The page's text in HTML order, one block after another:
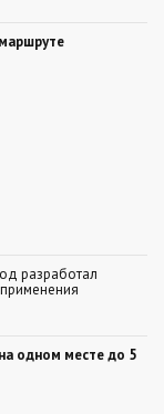
разработал
одном месте до 5